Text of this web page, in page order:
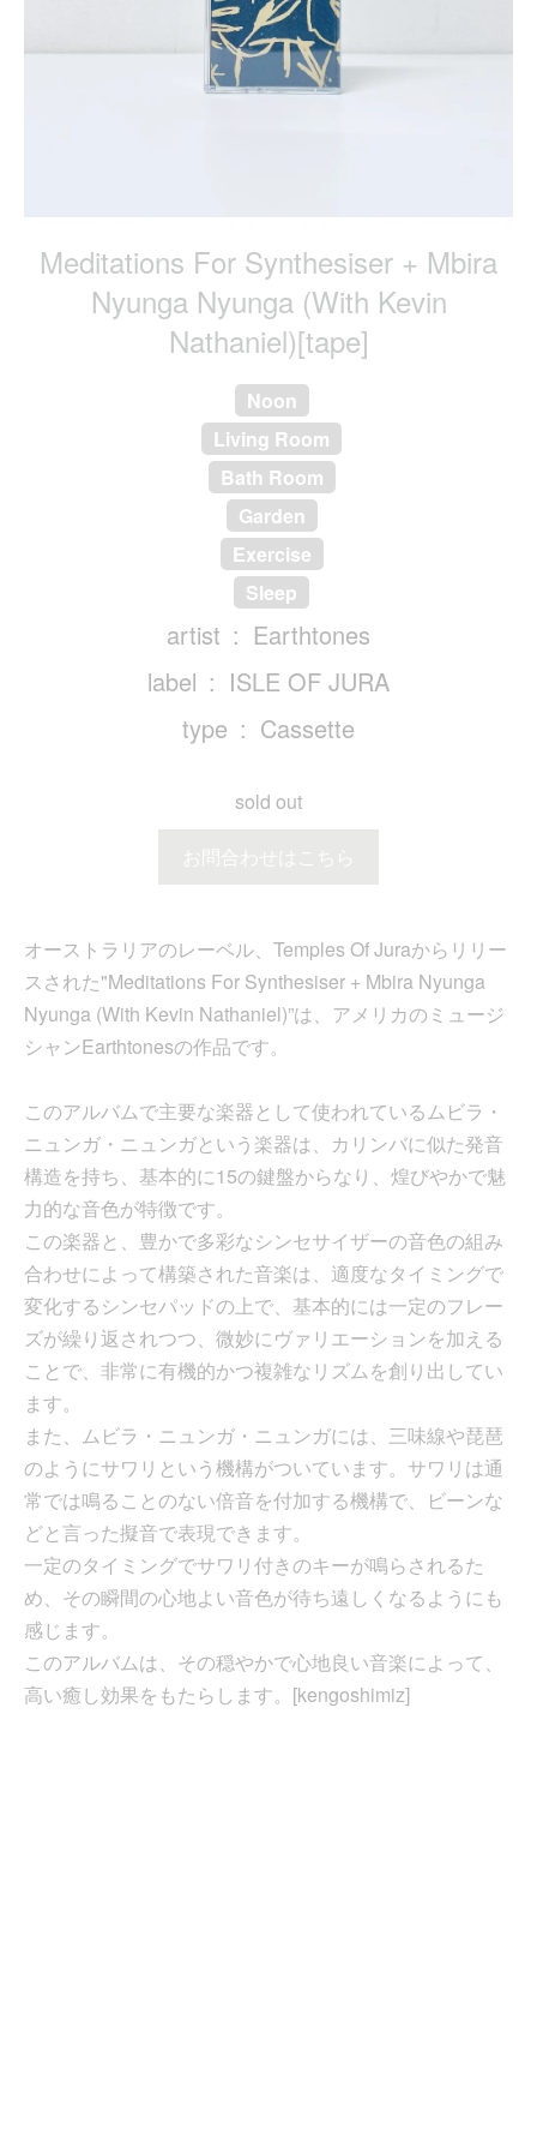
Meditations For Synthesiser + Mbira
Nyunga Nyunga (With Kevin
Nathaniel)[tape]
Noon
Living Room
Bath Room
Garden
Exercise
Sleep
artist
Earthtones
label
ISLE OF JURA
type
Cassette
sold out
お問合わせはこちら
オーストラリアのレーベル、Temples Of Juraからリリー
スされた"Meditations For Synthesiser + Mbira Nyunga
Nyunga (With Kevin Nathaniel)”は、アメリカのミュージ
シャンEarthtonesの作品です。
このアルバムで主要な楽器として使われているムビラ・
ニュンガ・ニュンガという楽器は、カリンバに似た発音
構造を持ち、基本的に15の鍵盤からなり、煌びやかで魅
力的な音色が特徴です。
この楽器と、豊かで多彩なシンセサイザーの音色の組み
合わせによって構築された音楽は、適度なタイミングで
変化するシンセパッドの上で、基本的には一定のフレー
ズが繰り返されつつ、微妙にヴァリエーションを加える
ことで、非常に有機的かつ複雑なリズムを創り出してい
ます。
また、ムビラ・ニュンガ・ニュンガには、三味線や琵琶
のようにサワリという機構がついています。サワリは通
常では鳴ることのない倍音を付加する機構で、ビーンな
どと言った擬音で表現できます。
一定のタイミングでサワリ付きのキーが鳴らされるた
め、その瞬間の心地よい音色が待ち遠しくなるようにも
感じます。
このアルバムは、その穏やかで心地良い音楽によって、
高い癒し効果をもたらします。[kengoshimiz]